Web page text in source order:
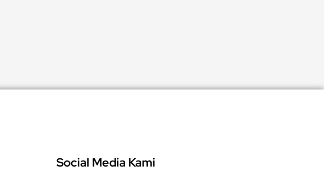
Social Media Kami